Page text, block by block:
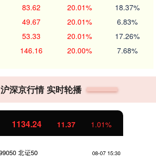
83.62 20.01% 18.37%
49.67 20.01% 6.83%
53.33 20.01% 17.26%
146.16 20.00% 7.68%
沪深京行情 实时轮播
1134.24 11.37 1.01%